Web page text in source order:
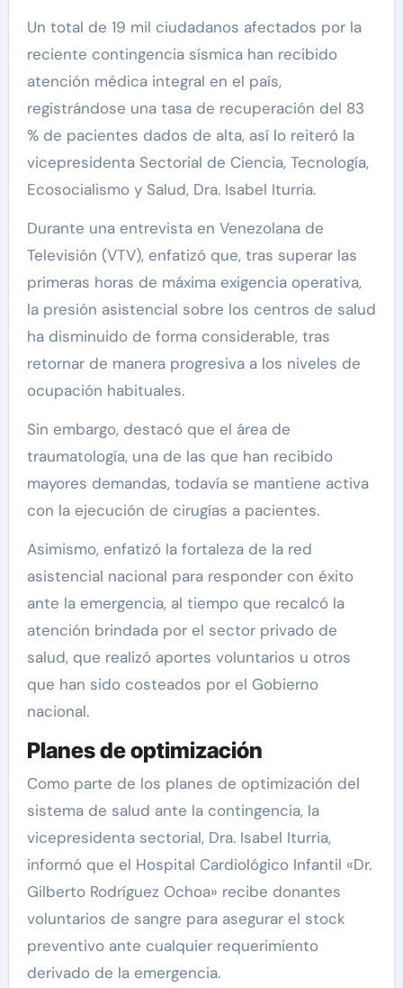
Un total de 19 mil ciudadanos afectados por la
reciente contingencia sísmica han recibido
atención médica integral en el país,
registrándose una tasa de recuperación del 83
% de pacientes dados de alta, así lo reiteró la
vicepresidenta Sectorial de Ciencia, Tecnología,
Ecosocialismo y Salud, Dra. Isabel Iturria.
Durante una entrevista en Venezolana de
Televisión (VTV), enfatizó que, tras superar las
primeras horas de máxima exigencia operativa,
la presión asistencial sobre los centros de salud
ha disminuido de forma considerable, tras
retornar de manera progresiva a los niveles de
ocupación habituales.
Sin embargo, destacó que el área de
traumatología, una de las que han recibido
mayores demandas, todavía se mantiene activa
con la ejecución de cirugías a pacientes.
Asimismo, enfatizó la fortaleza de la red
asistencial nacional para responder con éxito
ante la emergencia, al tiempo que recalcó la
atención brindada por el sector privado de
salud, que realizó aportes voluntarios u otros
que han sido costeados por el Gobierno
nacional.
Planes de optimización
Como parte de los planes de optimización del
sistema de salud ante la contingencia, la
vicepresidenta sectorial, Dra. Isabel Iturria,
informó que el Hospital Cardiológico Infantil «Dr.
Gilberto Rodríguez Ochoa» recibe donantes
voluntarios de sangre para asegurar el stock
preventivo ante cualquier requerimiento
derivado de la emergencia.